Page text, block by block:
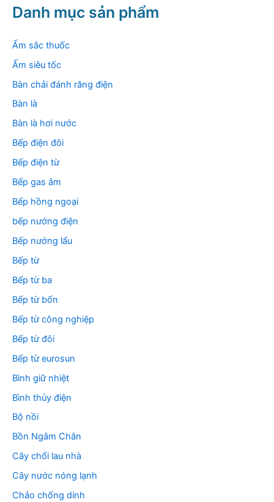
k
i
m
Danh mục sản phẩm
Ấm sắc thuốc
Ấm siêu tốc
Bàn chải đánh răng điện
Bàn là
Bàn là hơi nước
Bếp điện đôi
Bếp điện từ
Bếp gas âm
Bếp hồng ngoại
bếp nướng điện
Bếp nướng lẩu
Bếp từ
Bếp từ ba
Bếp từ bốn
Bếp từ công nghiệp
Bếp từ đôi
Bếp từ eurosun
Bình giữ nhiệt
Bình thủy điện
Bộ nồi
Bồn Ngâm Chân
Cây chổi lau nhà
Cây nước nóng lạnh
Chảo chống dính